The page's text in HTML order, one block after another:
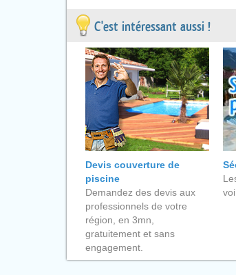
C'est intéressant aussi !
Devis couverture de
piscine
Demandez des devis aux
professionnels de votre
région, en 3mn,
gratuitement et sans
engagement.